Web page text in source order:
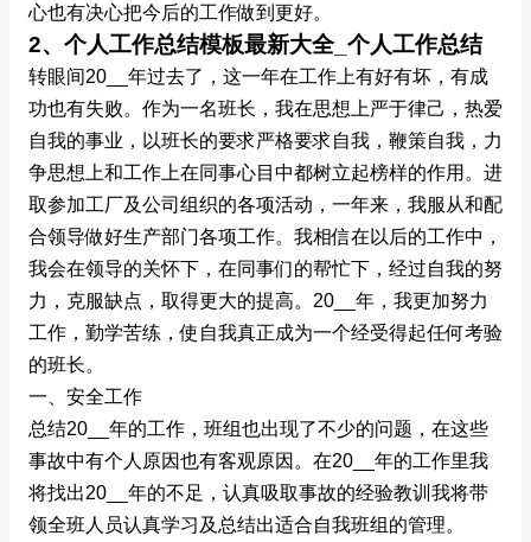
心也有决心把今后的工作做到更好。
2、个人工作总结模板最新大全_个人工作总结
转眼间20__年过去了，这一年在工作上有好有坏，有成
功也有失败。作为一名班长，我在思想上严于律己，热爱
自我的事业，以班长的要求严格要求自我，鞭策自我，力
争思想上和工作上在同事心目中都树立起榜样的作用。进
取参加工厂及公司组织的各项活动，一年来，我服从和配
合领导做好生产部门各项工作。我相信在以后的工作中，
我会在领导的关怀下，在同事们的帮忙下，经过自我的努
力，克服缺点，取得更大的提高。20__年，我更加努力
工作，勤学苦练，使自我真正成为一个经受得起任何考验
的班长。
一、安全工作
总结20__年的工作，班组也出现了不少的问题，在这些
事故中有个人原因也有客观原因。在20__年的工作里我
将找出20__年的不足，认真吸取事故的经验教训我将带
领全班人员认真学习及总结出适合自我班组的管理。